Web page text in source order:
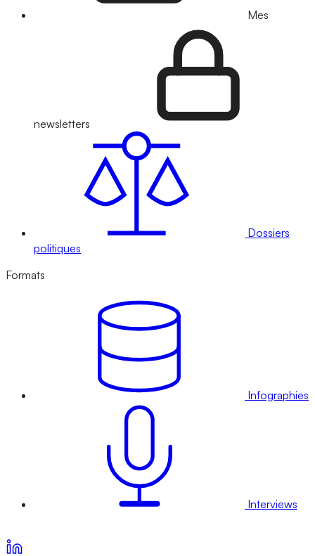
Mes
newsletters
Dossiers
politiques
Formats
Infographies
Interviews